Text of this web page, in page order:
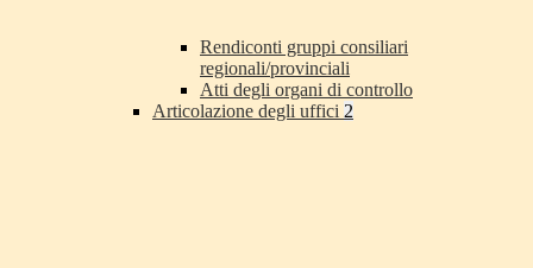
Rendiconti gruppi consiliari
regionali/provinciali
Atti degli organi di controllo
Articolazione degli uffici 2